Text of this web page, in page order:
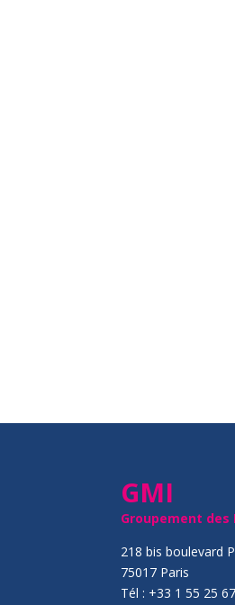
GMI
Groupement
218 bis boulevard
75017 Paris
Tél : +33 1 55 25